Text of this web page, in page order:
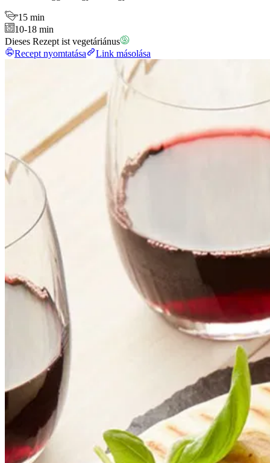
15 min
10-18 min
Dieses Rezept ist vegetáriánus
Recept nyomtatása
Link másolása